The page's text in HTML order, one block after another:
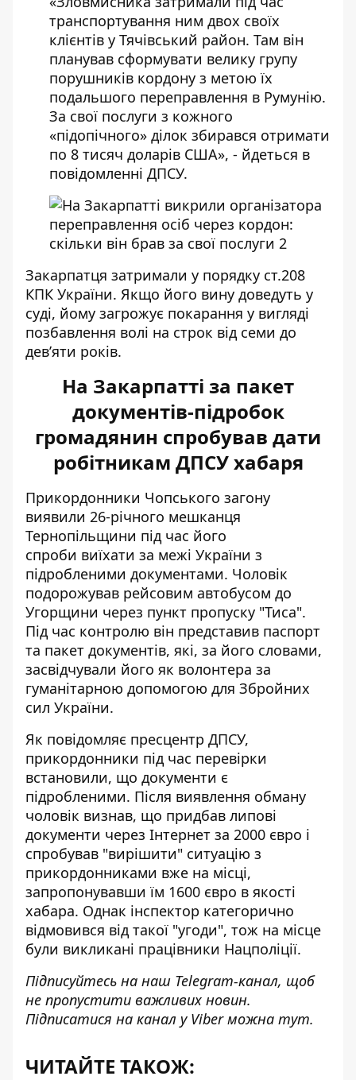
транспортування ним двох своїх
клієнтів у Тячівський район. Там він
планував сформувати велику групу
порушників кордону з метою їх
подальшого переправлення в Румунію.
За свої послуги з кожного
«підопічного» ділок збирався отримати
по 8 тисяч доларів США», - йдеться в
повідомленні ДПСУ.
Закарпатця затримали у порядку ст.208
КПК України. Якщо його вину доведуть у
суді, йому загрожує покарання у вигляді
позбавлення волі на строк від семи до
дев’яти років.
На Закарпатті за пакет
документів-підробок
громадянин спробував дати
робітникам ДПСУ хабаря
Прикордонники Чопського загону
виявили 26-річного мешканця
Тернопільщини під час його
спроби виїхати за межі України з
підробленими документами. Чоловік
подорожував рейсовим автобусом до
Угорщини через пункт пропуску "Тиса".
Під час контролю він представив паспорт
та пакет документів, які, за його словами,
засвідчували його як волонтера за
гуманітарною допомогою для Збройних
сил України.
Як повідомляє пресцентр ДПСУ,
прикордонники під час перевірки
встановили, що документи є
підробленими. Після виявлення обману
чоловік визнав, що придбав липові
документи через Інтернет за 2000 євро і
спробував "вирішити" ситуацію з
прикордонниками вже на місці,
запропонувавши їм 1600 євро в якості
хабара. Однак інспектор категорично
відмовився від такої "угоди", тож на місце
були викликані працівники Нацполіції.
Підписуйтесь на наш Telegram-канал, щоб
не пропустити важливих новин.
Підписатися на канал у Viber можна тут.
ЧИТАЙТЕ ТАКОЖ: